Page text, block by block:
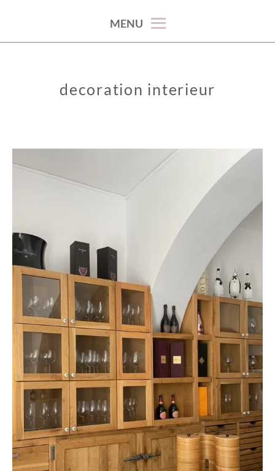
MENU
decoration interieur